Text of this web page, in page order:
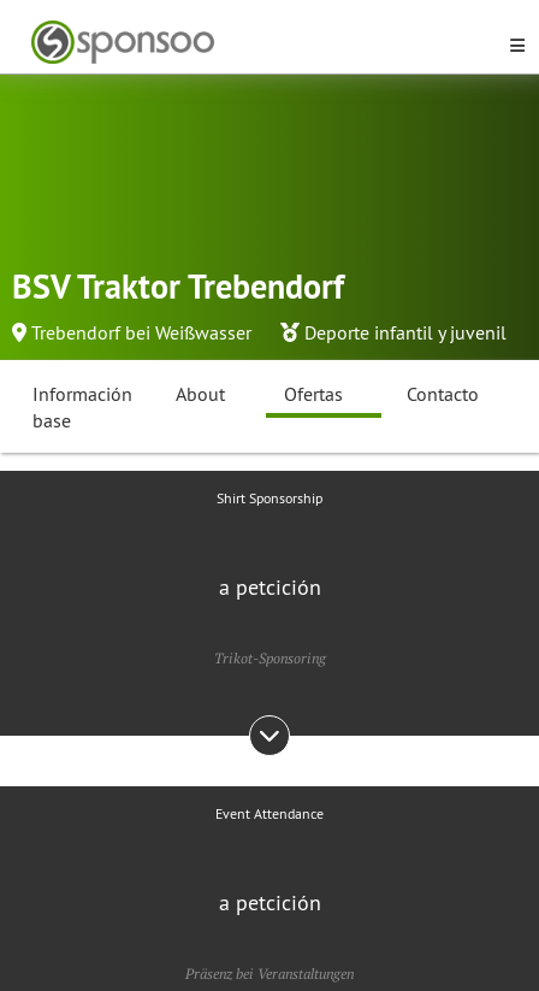
BSV Traktor Trebendorf
Trebendorf bei Weißwasser Deporte infantil y juvenil
Información
base
About Ofertas Contacto
Shirt Sponsorship
a petcición
Trikot-Sponsoring
Event Attendance
a petcición
Präsenz bei Veranstaltungen